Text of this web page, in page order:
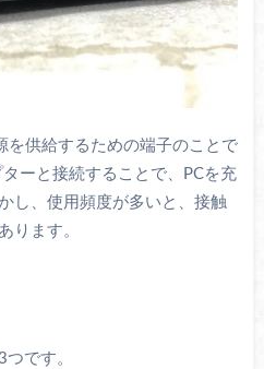
を供給するための端子のことで
ーと接続することで、PCを充
し、使用頻度が多いと、接触
ります。
です。